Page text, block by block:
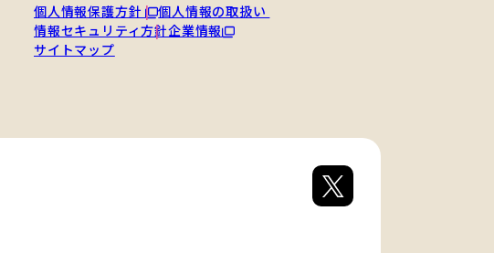
個人情報保護方針
個人情報の取扱い
情報セキュリティ方針企業情報
サイトマップ